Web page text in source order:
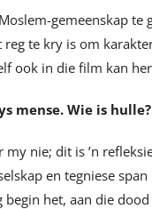
gemeenskap te
te kry is om
ook in die film kan
mense. Wie is hulle?
nie; dit is ’n
en tegniese
het, aan die